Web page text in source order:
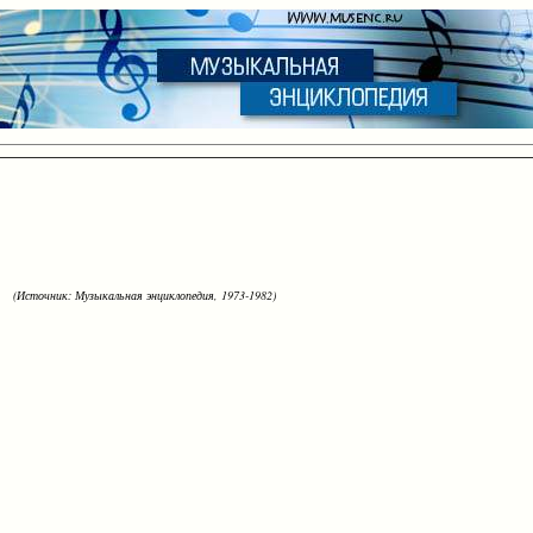
(Источник: Музыкальная энциклопедия, 1973-1982)